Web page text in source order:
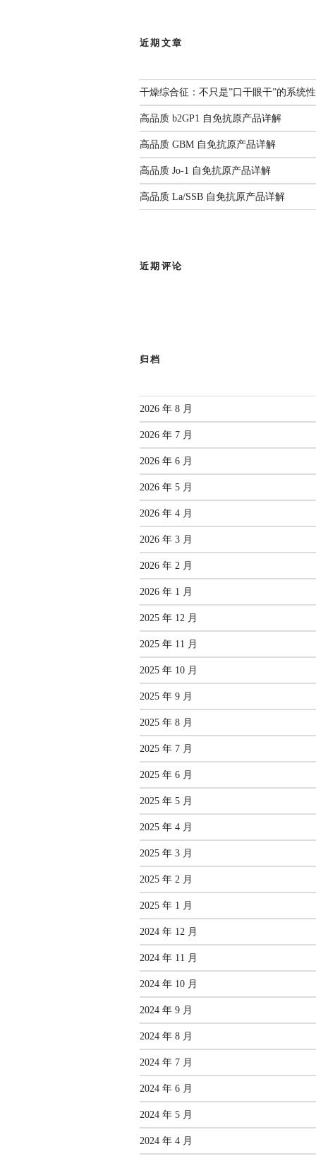
近期文章
干燥综合征：不只是”口干眼干”的系统
高品质 b2GP1 自免抗原产品详解
高品质 GBM 自免抗原产品详解
高品质 Jo-1 自免抗原产品详解
高品质 La/SSB 自免抗原产品详解
近期评论
归档
2026 年 8 月
2026 年 7 月
2026 年 6 月
2026 年 5 月
2026 年 4 月
2026 年 3 月
2026 年 2 月
2026 年 1 月
2025 年 12 月
2025 年 11 月
2025 年 10 月
2025 年 9 月
2025 年 8 月
2025 年 7 月
2025 年 6 月
2025 年 5 月
2025 年 4 月
2025 年 3 月
2025 年 2 月
2025 年 1 月
2024 年 12 月
2024 年 11 月
2024 年 10 月
2024 年 9 月
2024 年 8 月
2024 年 7 月
2024 年 6 月
2024 年 5 月
2024 年 4 月